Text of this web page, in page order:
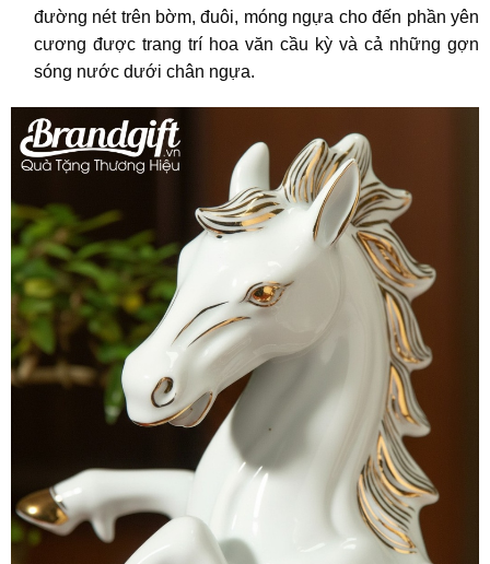
đường nét trên bờm, đuôi, móng ngựa cho đến phần yên
cương được trang trí hoa văn cầu kỳ và cả những gợn
sóng nước dưới chân ngựa.